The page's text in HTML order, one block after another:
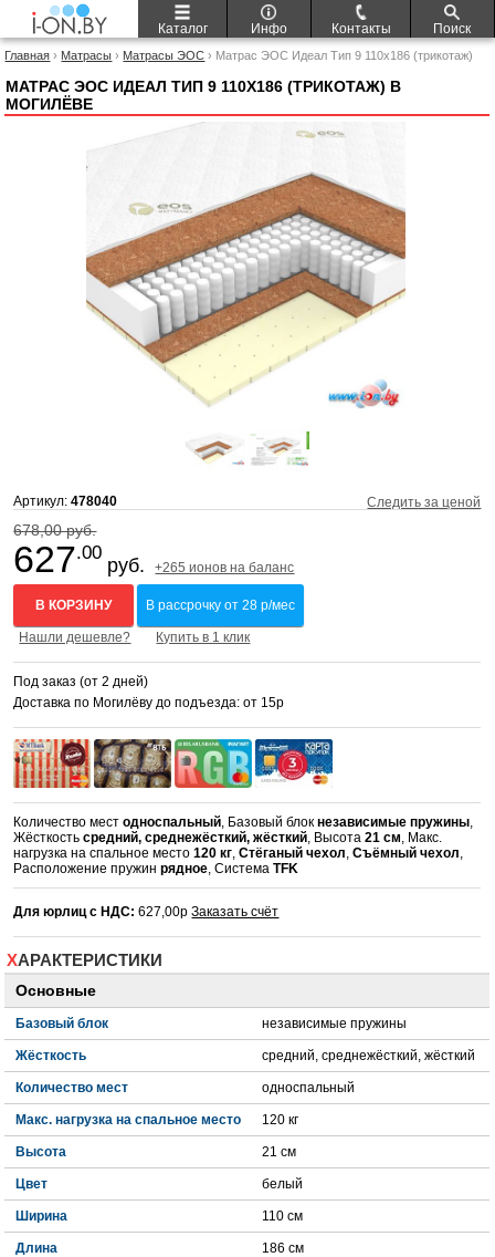
Каталог Инфо Контакты Поиск
Главная › Матрасы › Матрасы ЭОС › Матрас ЭОС Идеал Тип 9 110x186 (трикотаж)
МАТРАС ЭОС ИДЕАЛ ТИП 9 110X186 (ТРИКОТАЖ) В
МОГИЛЁВЕ
Артикул:478040 Следить за ценой
678,00 руб.
627.00
руб. +265 ионов на баланс
В КОРЗИНУ В рассрочку от 28 р/мес
Нашли дешевле? Купить в 1 клик
Под заказ (от 2 дней)
Доставка по Могилёву до подъезда: от 15р
Количество местодноспальный, Базовый блокнезависимые пружины,
Жёсткостьсредний, среднежёсткий, жёсткий, Высота21 см, Макс.
нагрузка на спальное место120 кг,Стёганый чехол,Съёмный чехол,
Расположение пружинрядное, СистемаTFK
Для юрлиц с НДС: 627,00рЗаказать счёт
ХАРАКТЕРИСТИКИ
Основные
Базовый блок независимые пружины
Жёсткость средний, среднежёсткий, жёсткий
Количество мест односпальный
Макс. нагрузка на спальное место 120 кг
Высота 21 см
Цвет белый
Ширина 110 см
Длина 186 см